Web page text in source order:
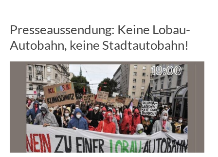
Presseaussendung: Keine Lobau-
Autobahn, keine Stadtautobahn!